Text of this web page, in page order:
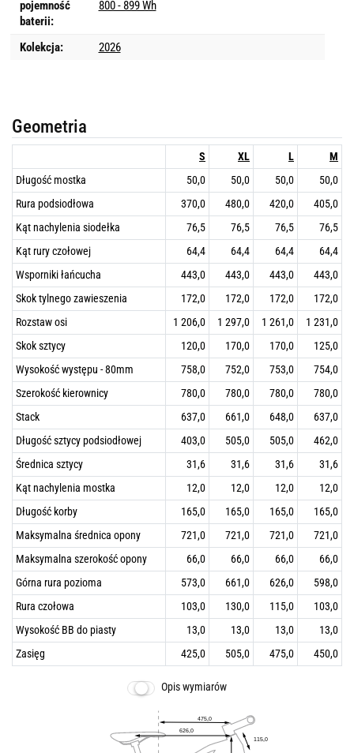
pojemność
baterii:
800 - 899 Wh
Kolekcja: 2026
Geometria
S XL L
M
Długość mostka
50,0 50,0 50,0
50,0
Rura podsiodłowa
370,0 480,0 420,0
405,0
Kąt nachylenia siodełka
76,5 76,5 76,5
76,5
Kąt rury czołowej
64,4 64,4 64,4
64,4
Wsporniki łańcucha
443,0 443,0 443,0
443,0
Skok tylnego zawieszenia
172,0 172,0 172,0
172,0
Rozstaw osi
1 206,0 1 297,0 1 261,0
1 231,0
Skok sztycy
120,0 170,0 170,0
125,0
Wysokość występu - 80mm
758,0 752,0 753,0
754,0
Szerokość kierownicy
780,0 780,0 780,0
780,0
Stack
637,0 661,0 648,0
637,0
Długość sztycy podsiodłowej
403,0 505,0 505,0
462,0
Średnica sztycy
31,6 31,6 31,6
31,6
Kąt nachylenia mostka
12,0 12,0 12,0
12,0
Długość korby
165,0 165,0 165,0
165,0
Maksymalna średnica opony
721,0 721,0 721,0
721,0
Maksymalna szerokość opony
66,0 66,0 66,0
66,0
Górna rura pozioma
573,0 661,0 626,0
598,0
Rura czołowa
103,0 130,0 115,0
103,0
Wysokość BB do piasty
13,0 13,0 13,0
13,0
Zasięg
425,0 505,0 475,0 450,0
Opis wymiarów